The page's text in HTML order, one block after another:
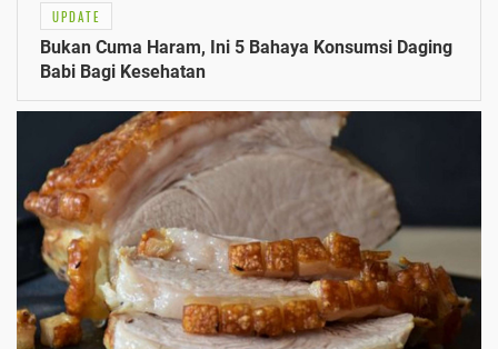
UPDATE
Bukan Cuma Haram, Ini 5 Bahaya Konsumsi Daging
Babi Bagi Kesehatan